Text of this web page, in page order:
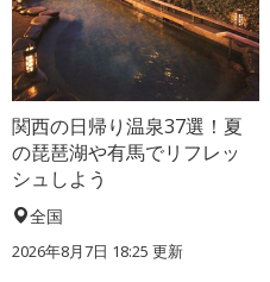
関西の日帰り温泉37選！夏
の琵琶湖や有馬でリフレッ
シュしよう
全国
2026年8月7日 18:25 更新